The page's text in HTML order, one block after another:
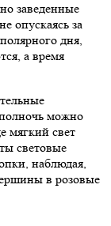
заведенные
опускаясь за
дня,
а время
можно
мягкий свет
световые
наблюдая,
в розовые